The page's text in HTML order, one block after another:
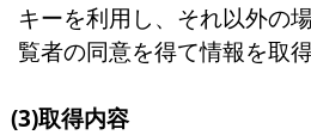
キーを利用し、それ以外の
覧者の同意を得て情報を取得
(3)取得内容